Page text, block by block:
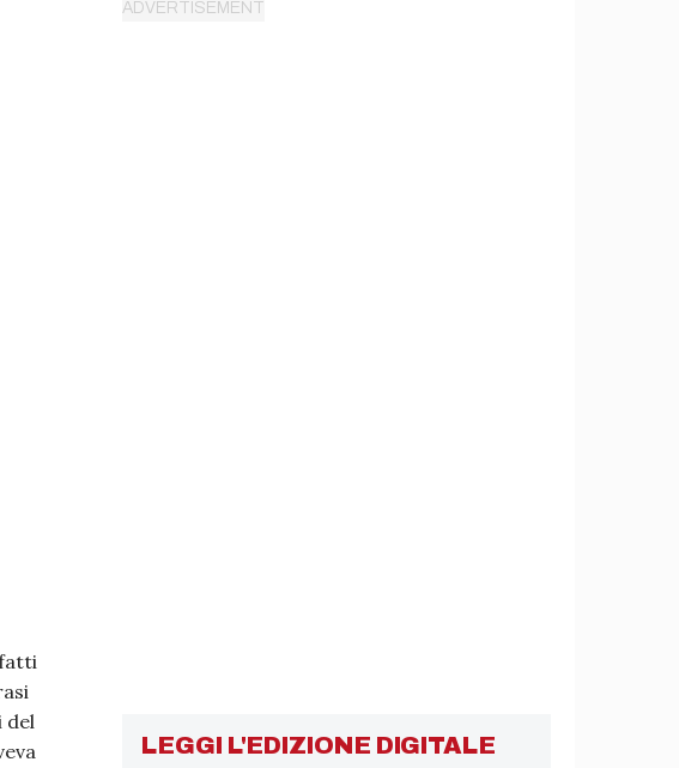
del
LEGGI L'EDIZIONE DIGITALE